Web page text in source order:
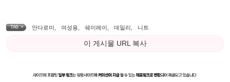
TAG • 안다로미 여성용 쉐이레이 데일리 니트
이 게시물 URL 복사